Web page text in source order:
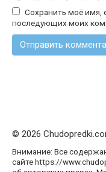
Сохранить моё имя,
последующих моих
© 2026
Внимание: Все
сайте https://